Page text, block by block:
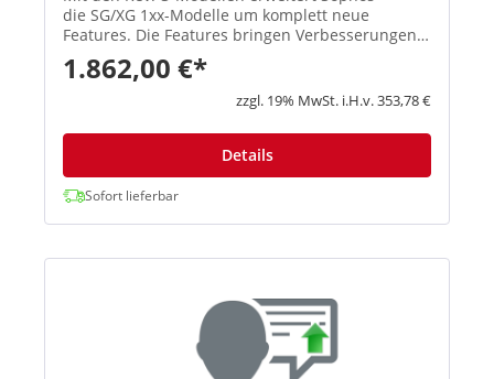
die SG/XG 1xx-Modelle um komplett neue
Features. Die Features bringen Verbesserungen
in den Schwerpunktbereichen Konnektivität,
Flexibilität, Zuverlässigkeit und Performa...
1.862,00 €*
zzgl. 19% MwSt. i.H.v. 353,78 €
Details
Sofort lieferbar